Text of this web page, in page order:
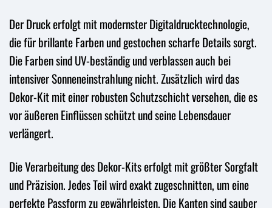
Der Druck erfolgt mit modernster Digitaldrucktechnologie,
die für brillante Farben und gestochen scharfe Details sorgt.
Die Farben sind UV-beständig und verblassen auch bei
intensiver Sonneneinstrahlung nicht. Zusätzlich wird das
Dekor-Kit mit einer robusten Schutzschicht versehen, die es
vor äußeren Einflüssen schützt und seine Lebensdauer
verlängert.
Die Verarbeitung des Dekor-Kits erfolgt mit größter Sorgfalt
und Präzision. Jedes Teil wird exakt zugeschnitten, um eine
perfekte Passform zu gewährleisten. Die Kanten sind sauber